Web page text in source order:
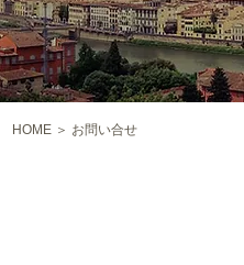
HOME ＞ お問い合せ